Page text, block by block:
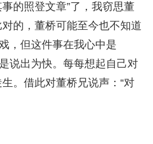
事的照登文章”了，我窃思董
的，董桥可能至今也不知道
，但这件事在我心中是
说出为快。每每想起自己对
。借此对董桥兄说声：“对